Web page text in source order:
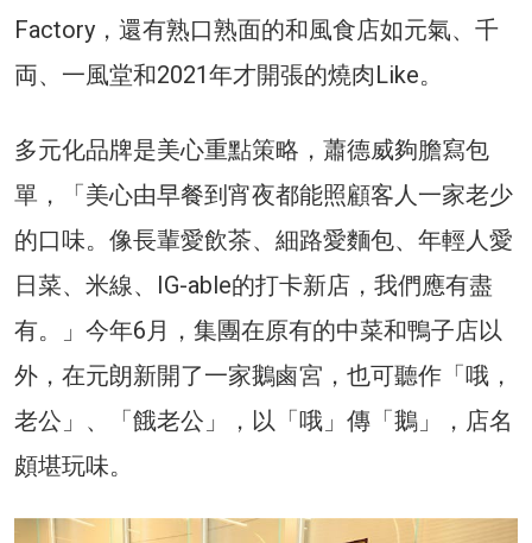
Factory，還有熟口熟面的和風食店如元氣、千
両、一風堂和2021年才開張的燒肉Like。
多元化品牌是美心重點策略，蕭德威夠膽寫包
單，「美心由早餐到宵夜都能照顧客人一家老少
的口味。像長輩愛飲茶、細路愛麵包、年輕人愛
日菜、米線、IG-able的打卡新店，我們應有盡
有。」今年6月，集團在原有的中菜和鴨子店以
外，在元朗新開了一家鵝鹵宮，也可聽作「哦，
老公」、「餓老公」，以「哦」傳「鵝」，店名
頗堪玩味。